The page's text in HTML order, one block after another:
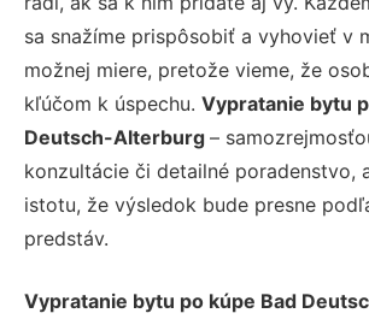
sa snažíme prispôsobiť a vyhovieť v
možnej miere, pretože vieme, že
kľúčom k úspechu. Vypratanie bytu
Deutsch-Alterburg –
konzultácie či detailné poradenstvo,
istotu, že výsledok bude presne
predstáv.
Vypratanie bytu po kúpe Bad